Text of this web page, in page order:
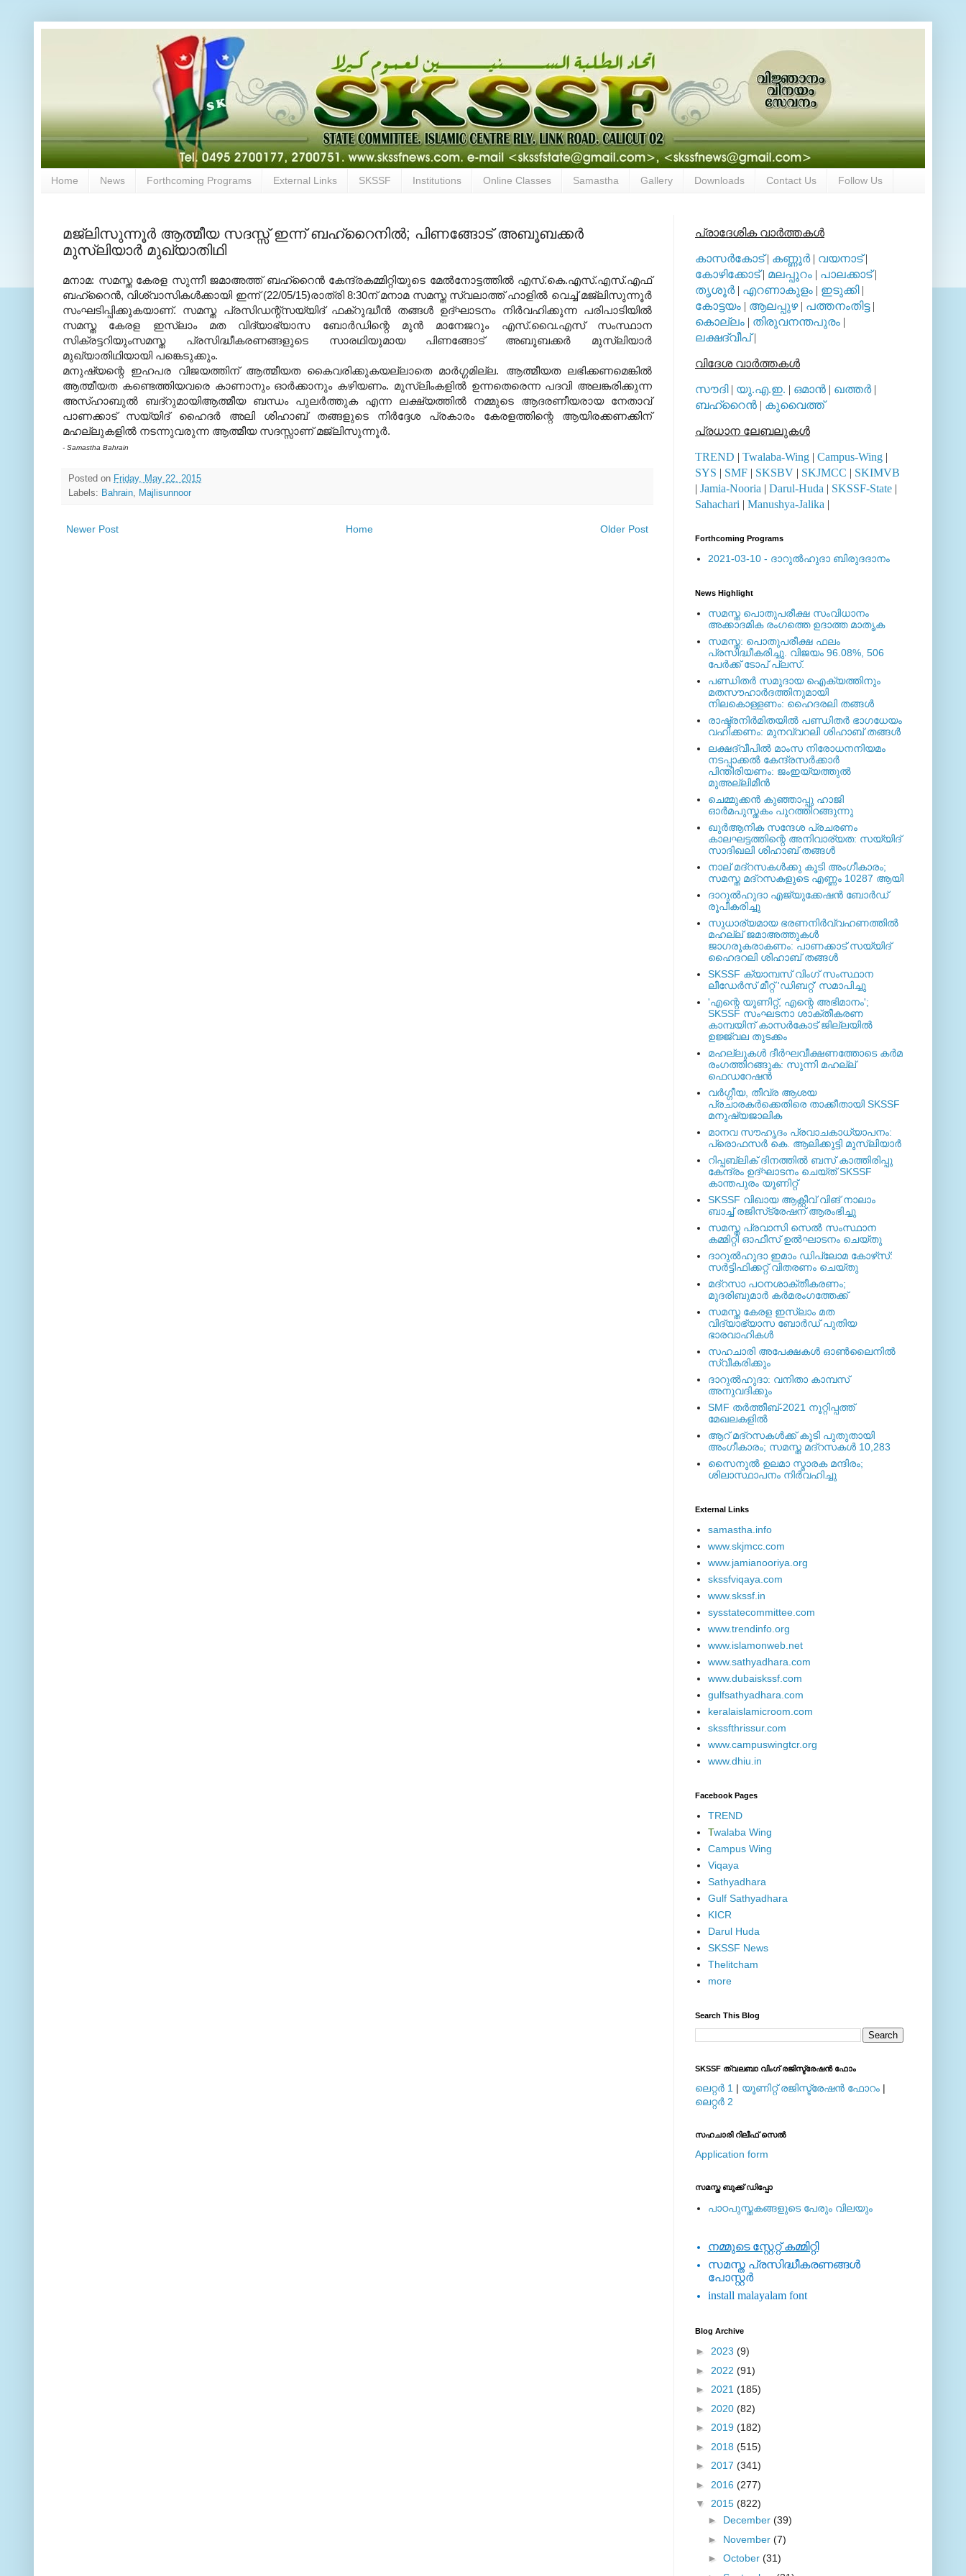
Home News Forthcoming Programs External Links SKSSF Institutions Online Classes Samastha Gallery Downloads Contact Us Follow Us
മജ്‌ലിസുന്നൂര്‍ ആത്മീയ സദസ്സ് ഇന്ന് ബഹ്‌റൈനില്‍; പിണങ്ങോട് അബൂബക്കര്‍
മുസ്‌ലിയാര്‍ മുഖ്യാതിഥി
മനാമ: സമസ്ത കേരള സുന്നീ ജമാഅത്ത് ബഹ്‌റൈന്‍ കേന്ദ്രകമ്മിറ്റിയുടെ മേല്‍നോട്ടത്തില്‍ എസ്.കെ.എസ്.എസ്.എഫ്
ബഹ്‌റൈന്‍, വിശ്വാസികള്‍ക്കായി ഇന്ന് (22/05/15)രാത്രി 8:30ന് മനാമ സമസ്ത സ്വലാത്ത് ഹാളില്‍ വെച്ച് മജ്‌ലിസുന്നൂര്‍
സംഘടിപ്പിക്കുകയാണ്. സമസ്ത പ്രസിഡന്റ്‌സയ്യിദ് ഫക്‌റുദ്ധീന്‍ തങ്ങള്‍ ഉദ്ഘാടനം നിര്‍വഹിക്കുന്ന പരിപാടിയില്‍
സമസ്ത കേരള ഇസ്‌ലാം മത വിദ്യാഭ്യാസ ബോര്‍ഡിന്റെ മുന്‍ മാനേജറും എസ്.വൈ.എസ് സംസ്ഥാന
സിക്രട്ടറിയുംസമസ്ത പ്രസിദ്ധീകരണങ്ങളുടെ സാരഥിയുമായ പിണങ്ങോട് അബൂബക്കര്‍ മുസ്‌ലിയാര്‍
മുഖ്യാതിഥിയായി പങ്കെടുക്കും.
മനുഷ്യന്റെ ഇഹപര വിജയത്തിന് ആത്മീയത കൈവരിക്കുകയല്ലാതെ മാര്‍ഗ്ഗമില്ല. ആത്മീയത ലഭിക്കണമെങ്കില്‍
ആത്മീയത കണ്ടെത്തിയവരെ കാണാനും ഓര്‍ക്കാനും കഴിയണം. മുസ്‌ലിംകളില്‍ ഉന്നതെരെന്ന പദവി അലങ്കരിക്കുന്ന
അസ്ഹാബുല്‍ ബദ്‌റുമായിആത്മീയ ബന്ധം പുലര്‍ത്തുക എന്ന ലക്ഷ്യത്തില്‍ നമ്മുടെ ആദരണീയരായ നേതാവ്
പാണക്കാട് സയ്യിദ് ഹൈദര്‍ അലി ശിഹാബ് തങ്ങളുടെ നിര്‍ദ്ദേശ പ്രകാരം കേരളത്തിന്റെ ആയിരക്കണക്കിന്
മഹല്ലുകളില്‍ നടന്നുവരുന്ന ആത്മീയ സദസ്സാണ് മജ്‌ലിസുന്നൂര്‍.
- Samastha Bahrain
Posted on Friday, May 22, 2015
Labels: Bahrain Majlisunnoor
Newer Post Older Post
Home
പ്രാദേശിക വാര്‍ത്തകള്‍
കാസര്‍കോട്| കണ്ണൂര്‍| വയനാട്|
കോഴിക്കോട്| മലപ്പുറം | പാലക്കാട്|
തൃശൂര്‍| എറണാകുളം | ഇടുക്കി|
കോട്ടയം | ആലപ്പുഴ| പത്തനംതിട്ട|
കൊല്ലം | തിരുവനന്തപുരം |
ലക്ഷദ്വീപ്|
വിദേശ വാര്‍ത്തകള്‍
സൗദി| യു.എ.ഇ. | ഒമാന്‍ | ഖത്തര്‍|
ബഹ്റൈന്‍ | കുവൈത്ത്
പ്രധാന ലേബലുകള്‍
TREND | Twalaba-Wing | Campus-Wing |
SYS | SMF | SKSBV | SKJMCC | SKIMVB
| Jamia-Nooria | Darul-Huda | SKSSF-State |
Sahachari | Manushya-Jalika |
Forthcoming Programs
2021-03-10 - ദാറുല്‍ഹുദാ ബിരുദദാനം
News Highlight
സമസ്ത പൊതുപരീക്ഷ സംവിധാനം
അക്കാദമിക രംഗത്തെ ഉദാത്ത മാതൃക
സമസ്ത: പൊതുപരീക്ഷ ഫലം
പ്രസിദ്ധീകരിച്ചു. വിജയം 96.08%, 506
പേര്‍ക്ക് ടോപ് പ്ലസ്.
പണ്ഡിതര്‍ സമുദായ ഐക്യത്തിനും
മതസൗഹാര്‍ദത്തിനുമായി
നിലകൊള്ളണം: ഹൈദരലി തങ്ങള്‍
രാഷ്ട്രനിര്‍മിതയില്‍ പണ്ഡിതര്‍ ഭാഗധേയം
വഹിക്കണം: മുനവ്വറലി ശിഹാബ് തങ്ങള്‍
ലക്ഷദ്വീപില്‍ മാംസ നിരോധനനിയമം
നടപ്പാക്കല്‍ കേന്ദ്രസര്‍ക്കാര്‍
പിന്തിരിയണം: ജംഇയ്യത്തുല്‍
മുഅല്ലിമീന്‍
ചെമ്മുക്കന്‍ കുഞ്ഞാപ്പു ഹാജി
ഓര്‍മപുസ്തകം പുറത്തിറങ്ങുന്നു
ഖുര്‍ആനിക സന്ദേശ പ്രചരണം
കാലഘട്ടത്തിന്റെ അനിവാര്യത: സയ്യിദ്
സാദിഖലി ശിഹാബ് തങ്ങള്‍
നാല് മദ്‌റസകള്‍ക്കു കൂടി അംഗീകാരം;
സമസ്ത മദ്‌റസകളുടെ എണ്ണം 10287 ആയി
ദാറുല്‍ഹുദാ എജ്യുക്കേഷന്‍ ബോര്‍ഡ്
രൂപീകരിച്ചു
സുധാര്യമായ ഭരണനിര്‍വ്വഹണത്തില്‍
മഹല്ല് ജമാഅത്തുകള്‍
ജാഗരൂകരാകണം: പാണക്കാട് സയ്യിദ്
ഹൈദറലി ശിഹാബ് തങ്ങള്‍
SKSSF ക്യാമ്പസ് വിംഗ് സംസ്ഥാന
ലീഡേർസ് മീറ്റ് 'ഡിബറ്റ്' സമാപിച്ചു
'എന്റെ യൂണിറ്റ്, എന്റെ അഭിമാനം';
SKSSF സംഘടനാ ശാക്തീകരണ
കാമ്പയിന് കാസര്‍കോട് ജില്ലയില്‍
ഉജ്ജ്വല തുടക്കം
മഹല്ലുകള്‍ ദീര്‍ഘവീക്ഷണത്തോടെ കര്‍മ
രംഗത്തിറങ്ങുക: സുന്നി മഹല്ല്
ഫെഡറേഷന്‍
വര്‍ഗ്ഗീയ, തീവ്ര ആശയ
പ്രചാരകര്‍ക്കെതിരെ താക്കീതായി SKSSF
മനുഷ്യജാലിക
മാനവ സൗഹൃദം പ്രവാചകാധ്യാപനം:
പ്രൊഫസർ കെ. ആലിക്കുട്ടി മുസ്ലിയാർ
റിപ്പബ്ലിക് ദിനത്തില്‍ ബസ് കാത്തിരിപ്പു
കേന്ദ്രം ഉദ്ഘാടനം ചെയ്ത്‌ SKSSF
കാന്തപുരം യൂണിറ്റ്
SKSSF വിഖായ ആക്റ്റീവ് വിങ് നാലാം
ബാച്ച് രജിസ്‌ട്രേഷന് ആരംഭിച്ചു
സമസ്ത പ്രവാസി സെല്‍ സംസ്ഥാന
കമ്മിറ്റി ഓഫീസ് ഉല്‍ഘാടനം ചെയ്തു
ദാറുല്‍ഹുദാ ഇമാം ഡിപ്ലോമ കോഴ്‌സ്:
സര്‍ട്ടിഫിക്കറ്റ് വിതരണം ചെയ്തു
മദ്‌റസാ പഠനശാക്തീകരണം;
മുദരിബുമാര്‍ കര്‍മരംഗത്തേക്ക്
സമസ്ത കേരള ഇസ്ലാം മത
വിദ്യാഭ്യാസ ബോര്‍ഡ് പുതിയ
ഭാരവാഹികള്‍
സഹചാരി അപേക്ഷകൾ ഓൺലൈനിൽ
സ്വീകരിക്കും
ദാറുല്‍ഹുദാ: വനിതാ കാമ്പസ്
അനുവദിക്കും
SMF തര്‍ത്തീബ്-2021 നൂറ്റിപ്പത്ത്
മേഖലകളില്‍
ആറ് മദ്റസകള്‍ക്ക് കൂടി പുതുതായി
അംഗീകാരം; സമസ്ത മദ്റസകള്‍ 10,283
സൈനുല്‍ ഉലമാ സ്മാരക മന്ദിരം;
ശിലാസ്ഥാപനം നിര്‍വഹിച്ചു
External ‎Links
samastha.info
www.skjmcc.com
www.jamianooriya.org
skssfviqaya.com
www.skssf.in
sysstatecommittee.com
www.trendinfo.org
www.islamonweb.net
www.sathyadhara.com
www.dubaiskssf.com
gulfsathyadhara.com
keralaislamicroom.com
skssfthrissur.com
www.campuswingtcr.org
www.dhiu.in
Facebook Pages
TREND
Twalaba Wing
Campus Wing
Viqaya
Sathyadhara
Gulf Sathyadhara
KICR
Darul Huda
SKSSF News
Thelitcham
more
Search This Blog
SKSSF ത്വലബാ വിംഗ് രജിസ്ട്രേഷന്‍ ഫോം
ലെറ്റര്‍ 1 | യൂണിറ്റ് രജിസ്ട്രേഷന്‍ ഫോറം |
ലെറ്റര്‍ 2
സഹചാരി റിലീഫ് സെല്‍
Application form
സമസ്ത ബുക്ക് ഡിപ്പോ
പാഠപുസ്തകങ്ങളുടെ പേരും വിലയും
നമ്മുടെ സ്റ്റേറ്റ് കമ്മിറ്റി
സമസ്ത പ്രസിദ്ധീകരണങ്ങള്‍
പോസ്റ്റര്‍
install malayalam font
Blog Archive
► 2023 (9)
► 2022 (91)
► 2021 (185)
► 2020 (82)
► 2019 (182)
► 2018 (515)
► 2017 (341)
► 2016 (277)
▼ 2015 (822)
► December (39)
► November (7)
► October (31)